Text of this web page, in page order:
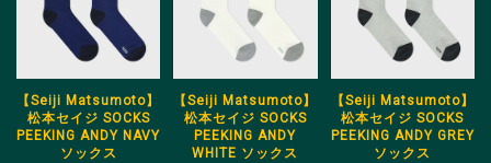
【Seiji Matsumoto】
松本セイジ SOCKS
PEEKING ANDY NAVY
ソックス
【Seiji Matsumoto】
松本セイジ SOCKS
PEEKING ANDY
WHITE ソックス
【Seiji Matsumoto】
松本セイジ SOCKS
PEEKING ANDY GREY
ソックス